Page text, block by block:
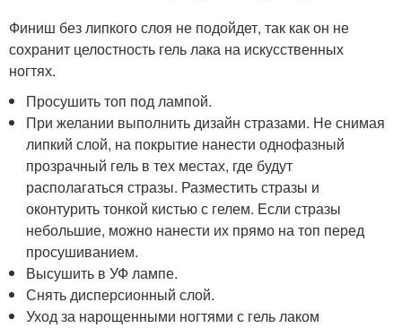
Финиш без липкого слоя не подойдет, так как он не
сохранит целостность гель лака на искусственных
ногтях.
Просушить топ под лампой.
При желании выполнить дизайн стразами. Не снимая
липкий слой, на покрытие нанести однофазный
прозрачный гель в тех местах, где будут
располагаться стразы. Разместить стразы и
оконтурить тонкой кистью с гелем. Если стразы
небольшие, можно нанести их прямо на топ перед
просушиванием.
Высушить в УФ лампе.
Снять дисперсионный слой.
Уход за нарощенными ногтями с гель лаком